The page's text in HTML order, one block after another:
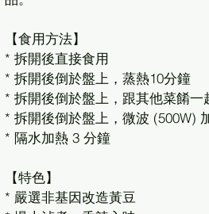
【食用方法】
* 拆開後直接食用
* 拆開後倒於盤上，蒸熱10分鐘
* 拆開後倒於盤上，跟其他菜餚一
* 拆開後倒於盤上，微波 (500W)
* 隔水加熱 3 分鐘
【特色】
* 嚴選非基因改造黃豆